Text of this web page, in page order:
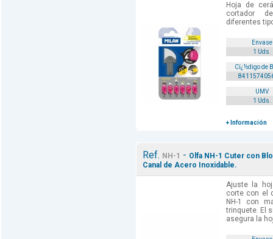
Hoja de
cortador
diferentes
Envase
1 Uds.
Cï¿½digo de
UMV
1 Uds.
+ Información
Ref. NH-1 - Olfa NH-1 Cuter con
Canal de Acero Inoxidable.
Ajuste la
corte con el
NH-1 con
trinquete. El
asegura la